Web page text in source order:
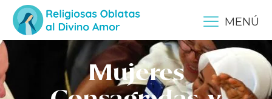
MENÚ
Mujeres